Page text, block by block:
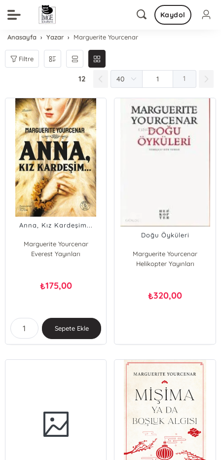
Kaydol
Anasayfa Yazar Marguerite Yourcenar
Filtre
12 1
Anna, Kız Kardeşim...
Marguerite Yourcenar
Everest Yayınları
₺175,00
Sepete Ekle
Doğu Öyküleri
Marguerite Yourcenar
Helikopter Yayınları
₺320,00